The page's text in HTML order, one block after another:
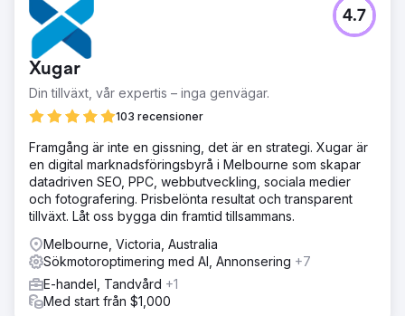
Xugar
Din tillväxt, vår expertis – inga genvägar.
103 recensioner
4.7
Framgång är inte en gissning, det är en strategi. Xugar är
en digital marknadsföringsbyrå i Melbourne som skapar
datadriven SEO, PPC, webbutveckling, sociala medier
och fotografering. Prisbelönta resultat och transparent
tillväxt. Låt oss bygga din framtid tillsammans.
Melbourne, Victoria, Australia
Sökmotoroptimering med AI, Annonsering +7
E-handel, Tandvård +1
Med start från $1,000